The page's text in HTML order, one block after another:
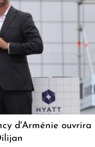
d'Arménie ouvrira